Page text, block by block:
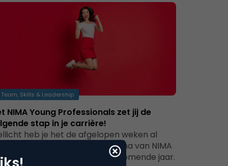
Team, Skills & Leadership
NIMA Young Professionals zet jij de
stap in je carrière!
heb je het de afgelopen weken al
zien komen: het programma van NIMA
Profesionals voor het aankomende jaar.